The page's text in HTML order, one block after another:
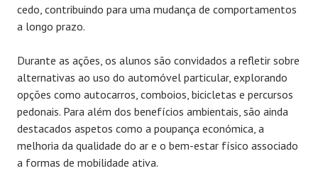
cedo, contribuindo para uma mudança de comportamentos
a longo prazo.
Durante as ações, os alunos são convidados a refletir sobre
alternativas ao uso do automóvel particular, explorando
opções como autocarros, comboios, bicicletas e percursos
pedonais. Para além dos benefícios ambientais, são ainda
destacados aspetos como a poupança económica, a
melhoria da qualidade do ar e o bem-estar físico associado
a formas de mobilidade ativa.